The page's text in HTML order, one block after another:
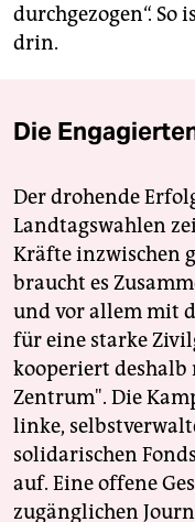
durchgezogen“.
drin.
Die
Der drohende
Landtagswahlen
Kräfte inzwischen
braucht es
und vor allem mit
für eine starke
kooperiert
Zentrum". Die
linke,
solidarischen
auf. Eine offene
zugänglichen